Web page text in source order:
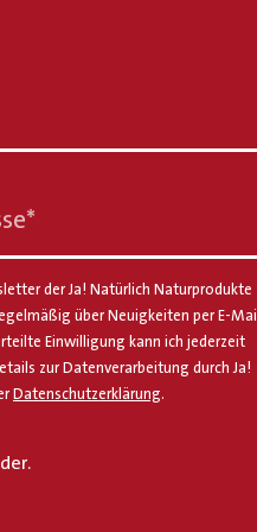
*
der Ja! Natürlich Naturprodukte
über Neuigkeiten per E-Mail
Einwilligung kann ich jederzeit
zur Datenverarbeitung durch Ja!
Datenschutzerklärung.